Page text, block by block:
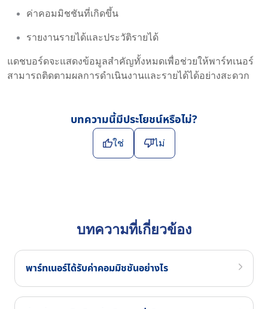
ค่าคอมมิชชันที่เกิดขึ้น
รายงานรายได้และประวัติรายได้
แดชบอร์ดจะแสดงข้อมูลสำคัญทั้งหมดเพื่อช่วยให้พาร์ทเนอร์
สามารถติดตามผลการดำเนินงานและรายได้ได้อย่างสะดวก
บทความนี้มีประโยชน์หรือไม่?
ใช่ ไม่
บทความที่เกี่ยวข้อง
พาร์ทเนอร์ได้รับค่าคอมมิชชันอย่างไร